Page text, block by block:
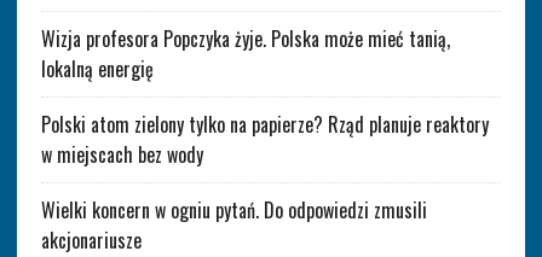
Wizja profesora Popczyka żyje. Polska może mieć tanią,
lokalną energię
Polski atom zielony tylko na papierze? Rząd planuje reaktory
w miejscach bez wody
Wielki koncern w ogniu pytań. Do odpowiedzi zmusili
akcjonariusze